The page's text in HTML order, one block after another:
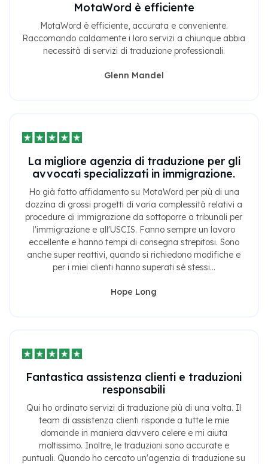
MotaWord è efficiente
MotaWord è efficiente, accurata e conveniente.
Raccomando caldamente i loro servizi a chiunque abbia
necessità di servizi di traduzione professionali.
Glenn Mandel
La migliore agenzia di traduzione per gli
avvocati specializzati in immigrazione.
Ho già fatto affidamento su MotaWord per più di una
dozzina di grossi progetti di varia complessità relativi a
procedure di immigrazione da sottoporre a tribunali per
l'immigrazione e all'USCIS. Fanno sempre un lavoro
eccellente e hanno tempi di consegna strepitosi. Sono
anche super reattivi, quando si richiedono modifiche e
per i miei clienti hanno superati sé stessi...
Hope Long
Fantastica assistenza clienti e traduzioni
responsabili
Qui ho ordinato servizi di traduzione più di una volta. Il
team di assistenza clienti risponde a tutte le mie
domande in maniera davvero celere e mi aiuta
moltissimo. Inoltre, le traduzioni sono accurate e
puntuali. Quando ho cercato un'agenzia di traduzione su